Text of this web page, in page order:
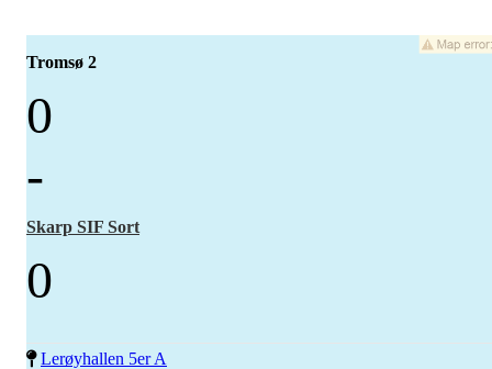
Tromsø 2
0
-
Skarp SIF Sort
0
Lerøyhallen 5er A